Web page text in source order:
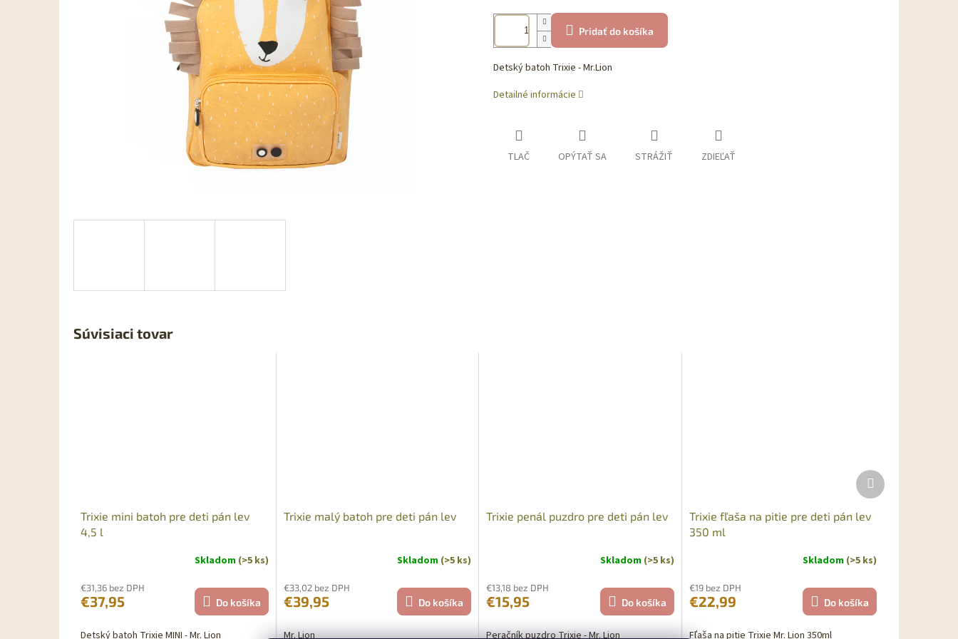
Pridať do košíka
Detský batoh Trixie - Mr.Lion
Detailné informácie
TLAČ OPÝTAŤ SA STRÁŽIŤ ZDIEĽAŤ
Súvisiaci tovar
Trixie mini batoh pre deti pán lev
4,5 l
Skladom (>5 ks)
€31,36 bez DPH
€37,95 Do košíka
Detský batoh Trixie MINI - Mr. Lion
Trixie malý batoh pre deti pán lev
Skladom (>5 ks)
€33,02 bez DPH
€39,95 Do košíka
Mr. Lion
Trixie penál puzdro pre deti pán lev
Skladom (>5 ks)
€13,18 bez DPH
€15,95 Do košíka
Peračník puzdro Trixie - Mr. Lion
Trixie fľaša na pitie pre deti pán lev
350 ml
Skladom (>5 ks)
€19 bez DPH
€22,99 Do košíka
Fľaša na pitie Trixie Mr. Lion 350ml
Ďalší
produkt